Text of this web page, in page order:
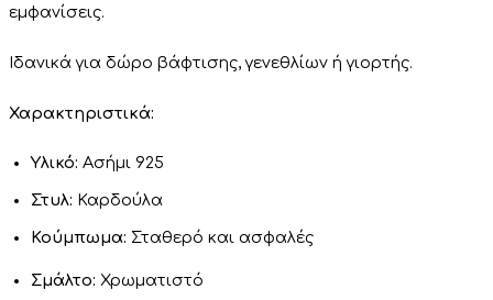
εμφανίσεις.
Ιδανικά για δώρο βάφτισης, γενεθλίων ή γιορτής.
Χαρακτηριστικά:
Υλικό: Ασήμι 925
Στυλ: Καρδούλα
Κούμπωμα: Σταθερό και ασφαλές
Σμάλτο: Χρωματιστό